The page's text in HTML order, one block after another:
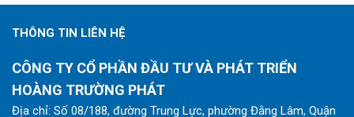
THÔNG TIN LIÊN HỆ
CÔNG TY CỔ PHẦN ĐẦU TƯ VÀ PHÁT TRIỂN
HOÀNG TRƯỜNG PHÁT
Địa chỉ: Số 08/188, đường Trung Lực, phường Đằng Lâm, Quận